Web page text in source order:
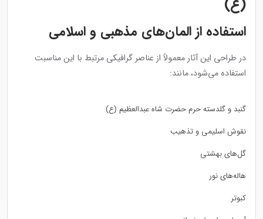
(ع)
استفاده از المان‌های مذهبی و اسلامی
در طراحی این آثار معمولاً از عناصر گرافیکی مرتبط با این مناسبت
استفاده می‌شود، مانند:
گنبد و گلدسته حرم حضرت شاه عبدالعظیم (ع)
نقوش اسلیمی و تذهیب
گل‌های بهشتی
هاله‌های نور
کبوتر